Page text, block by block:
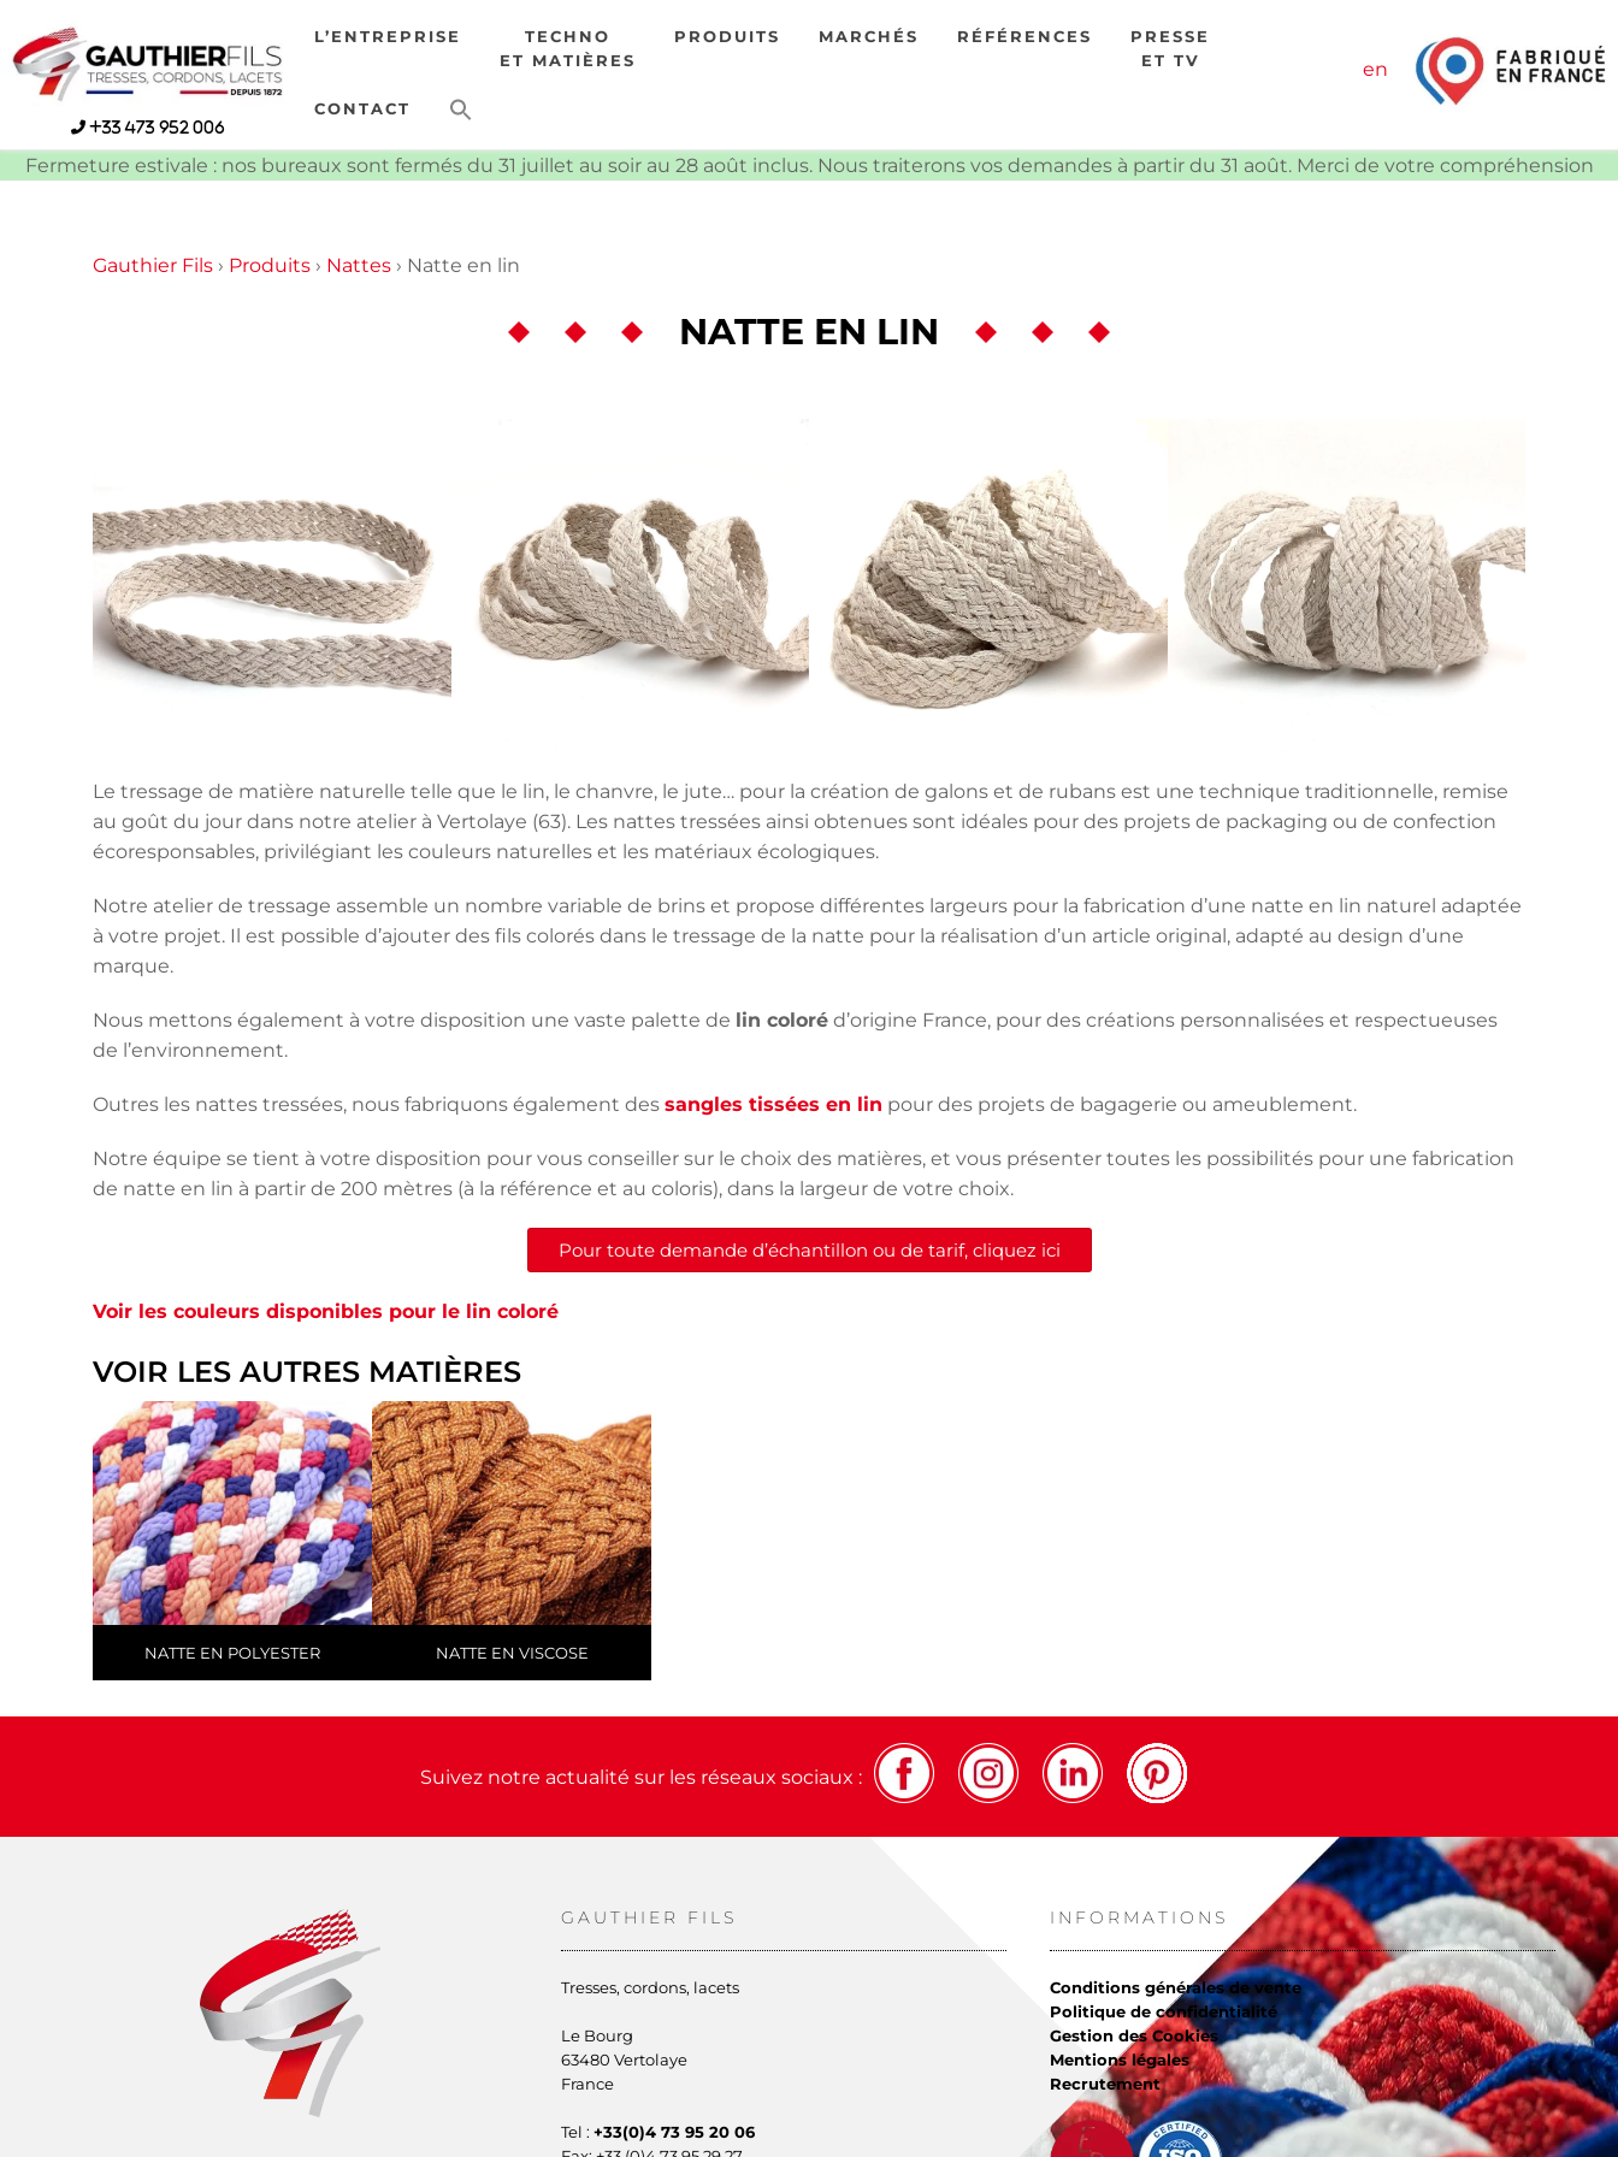
to
content
+33 473 952 006
L’ENTREPRISE
TECHNO
ET MATIÈRES
PRODUITS MARCHÉS RÉFÉRENCES
PRESSE
ET TV
CONTACT
en
Fermeture estivale : nos bureaux sont fermés du 31 juillet au soir au 28 août inclus. Nous traiterons vos demandes à partir du 31 août. Merci de votre compréhension
Gauthier Fils › Produits › Nattes › Natte en lin
NATTE EN LIN
Le tressage de matière naturelle telle que le lin, le chanvre, le jute… pour la création de galons et de rubans est une technique traditionnelle, remise
au goût du jour dans notre atelier à Vertolaye (63). Les nattes tressées ainsi obtenues sont idéales pour des projets de packaging ou de confection
écoresponsables, privilégiant les couleurs naturelles et les matériaux écologiques.
Notre atelier de tressage assemble un nombre variable de brins et propose différentes largeurs pour la fabrication d’une natte en lin naturel adaptée
à votre projet. Il est possible d’ajouter des fils colorés dans le tressage de la natte pour la réalisation d’un article original, adapté au design d’une
marque.
Nous mettons également à votre disposition une vaste palette de lin coloré d’origine France, pour des créations personnalisées et respectueuses
de l’environnement.
Outres les nattes tressées, nous fabriquons également des sangles tissées en lin pour des projets de bagagerie ou ameublement.
Notre équipe se tient à votre disposition pour vous conseiller sur le choix des matières, et vous présenter toutes les possibilités pour une fabrication
de natte en lin à partir de 200 mètres (à la référence et au coloris), dans la largeur de votre choix.
Pour toute demande d’échantillon ou de tarif, cliquez ici
Voir les couleurs disponibles pour le lin coloré
VOIR LES AUTRES MATIÈRES
NATTE EN POLYESTER NATTE EN VISCOSE
Suivez notre actualité sur les réseaux sociaux :
GAUTHIER FILS
Tresses, cordons, lacets
Le Bourg
63480 Vertolaye
France
Tel : +33(0)4 73 95 20 06
INFORMATIONS
Conditions générales de vente
Politique de confidentialité
Gestion des Cookies
Mentions légales
Recrutement